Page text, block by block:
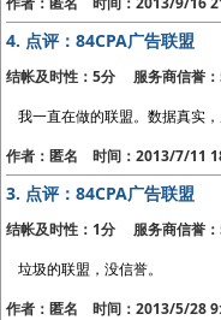
4. 点评：84CPA广告联盟
结帐及时性：5分 服务商信誉
我一直在做的联盟。数据真实，
作者：匿名 时间：2013/7/11
3. 点评：84CPA广告联盟
结帐及时性：1分 服务商信誉
垃圾的联盟，没信誉。
作者：匿名 时间：2013/5/28